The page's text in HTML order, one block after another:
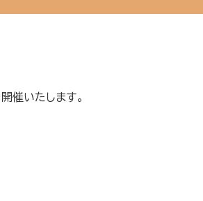
催いたします。